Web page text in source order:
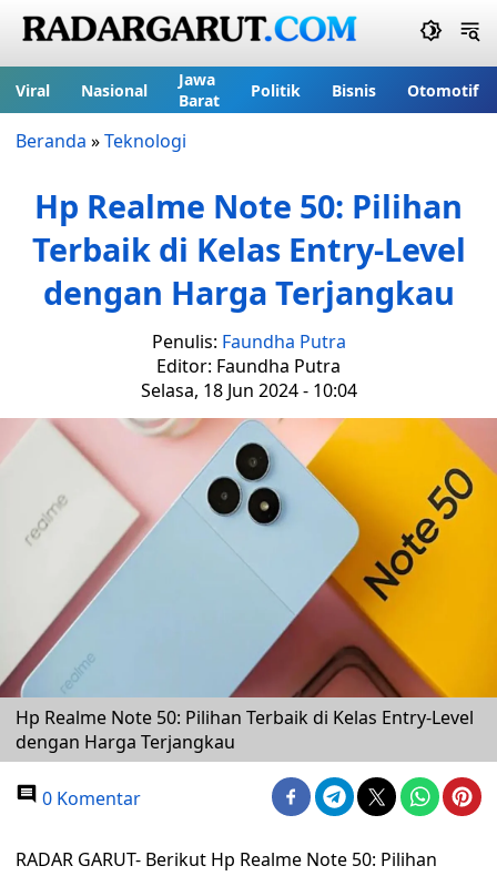
Viral Nasional
Jawa
Barat
Politik Bisnis Otomotif
Beranda »Teknologi
Hp Realme Note 50: Pilihan
Terbaik di Kelas Entry-Level
dengan Harga Terjangkau
Penulis: Faundha Putra
Editor: Faundha Putra
Selasa, 18 Jun 2024 - 10:04
Hp Realme Note 50: Pilihan Terbaik di Kelas Entry-Level
dengan Harga Terjangkau
0 Komentar
RADAR GARUT- Berikut Hp Realme Note 50: Pilihan